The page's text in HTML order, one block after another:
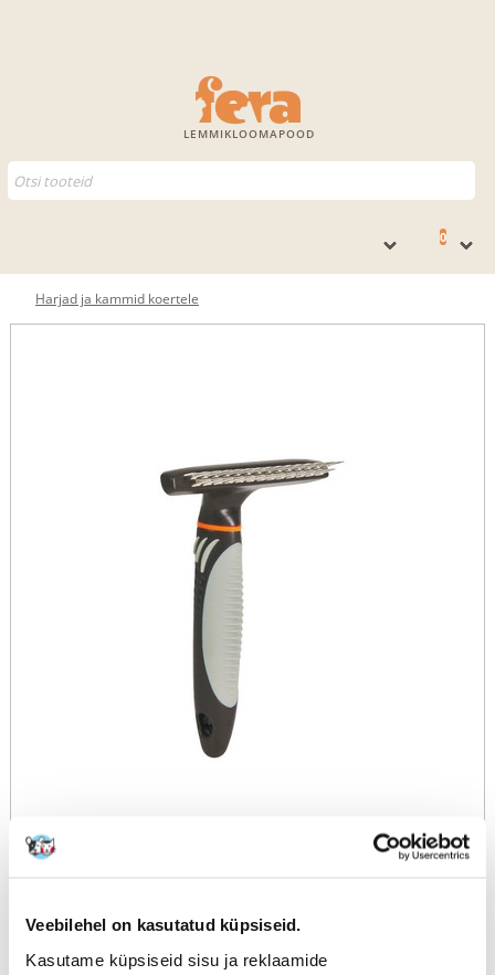
Veebilehel on kasutatud küpsiseid.
Kasutame küpsiseid sisu ja reklaamide
LEMMIKLOOMAPOOD
0
Harjad ja kammid koertele